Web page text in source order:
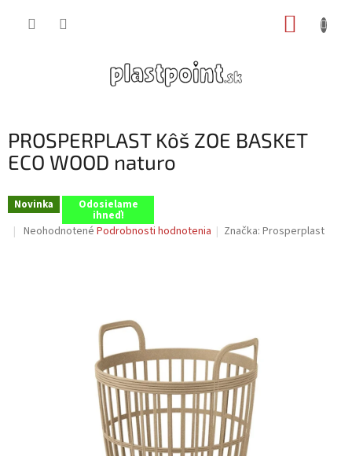
PROSPERPLAST Kôš ZOE BASKET
ECO WOOD naturo
Novinka Odosielame
ihneď!
Priemerné
Neohodnotené Podrobnosti hodnotenia Značka:Prosperplast